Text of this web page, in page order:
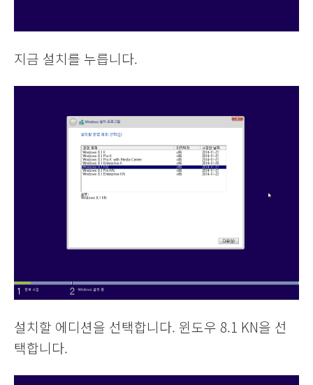
지금 설치를 누릅니다.
설치할 에디션을 선택합니다. 윈도우 8.1 KN을 선
택합니다.